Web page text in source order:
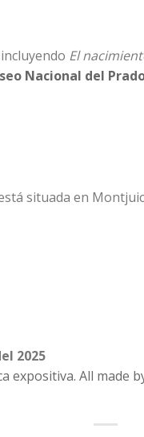
El
Nacional del
situada en Montjuic
2025
expositiva. All made